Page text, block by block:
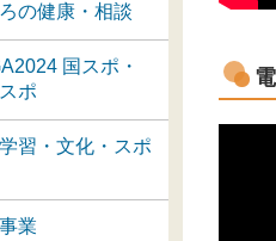
の健康・相談
国スポ・
スポ
習・文化・スポ
業